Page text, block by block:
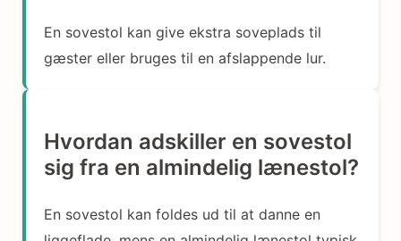
En sovestol kan give ekstra soveplads til
gæster eller bruges til en afslappende lur.
Hvordan adskiller en sovestol
sig fra en almindelig lænestol?
En sovestol kan foldes ud til at danne en